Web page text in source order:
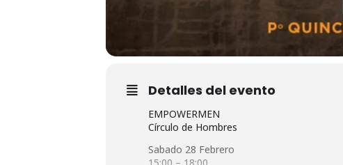
Detalles del evento
EMPOWERMEN
Círculo de Hombres
Sabado 28 Febrero